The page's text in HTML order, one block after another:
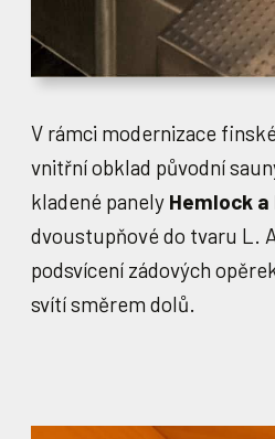
V rámci modernizace
vnitřní obklad původní
kladené panely Hemlock a
dvoustupňové do tvaru L.
podsvícení zádových
svítí směrem dolů.